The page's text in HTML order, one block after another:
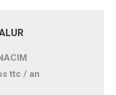
ttc / an